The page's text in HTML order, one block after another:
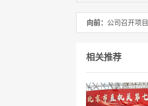
向前： 公司召开项
相关推荐